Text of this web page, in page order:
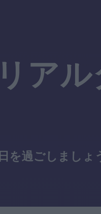
ア
を過ごしましょ